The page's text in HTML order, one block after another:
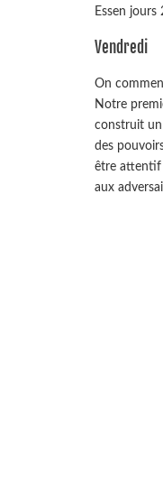
Essen jours
Vendredi
On
Notre
construit un
des
être attentif
aux